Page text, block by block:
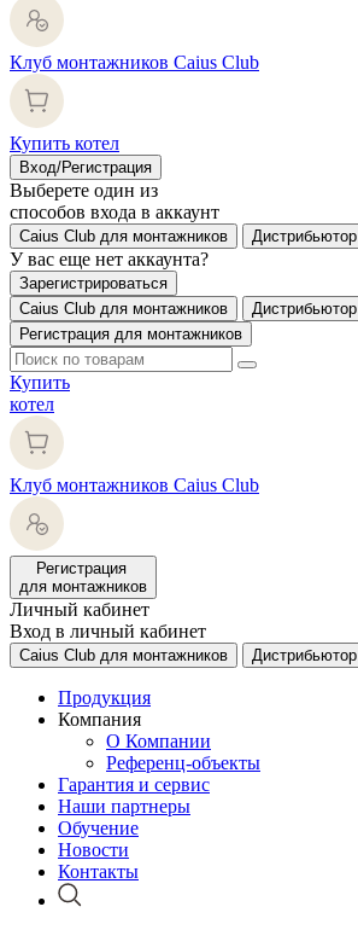
Клуб монтажников Caius Club
Купить котел
Вход/Регистрация
Выберете один из
способов входа в аккаунт
Caius Club для монтажников Дистрибьютор
У вас еще нет аккаунта?
Зарегистрироваться
Caius Club для монтажников
Дистрибьютор
Регистрация для монтажников
Купить
котел
Клуб монтажников Caius Club
Регистрация
для монтажников
Личный кабинет
Вход в личный кабинет
Caius Club для монтажников Дистрибьютор
Продукция
Компания
О Компании
Референц-объекты
Гарантия и сервис
Наши партнеры
Обучение
Новости
Контакты